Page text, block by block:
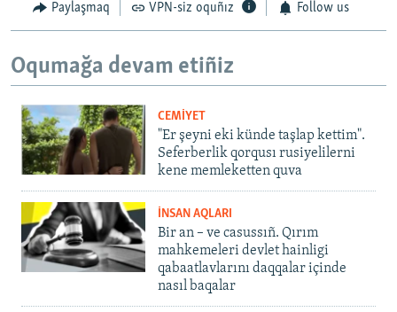
Paylaşmaq VPN-siz oquñız Follow us
Oqumağa devam etiñiz
CEMİYET
"Er şeyni eki künde taşlap kettim".
Seferberlik qorqusı rusiyelilerni
kene memleketten quva
İNSAN AQLARI
Bir an – ve casussıñ. Qırım
mahkemeleri devlet hainligi
qabaatlavlarını daqqalar içinde
nasıl baqalar